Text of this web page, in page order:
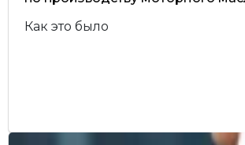
Как это было